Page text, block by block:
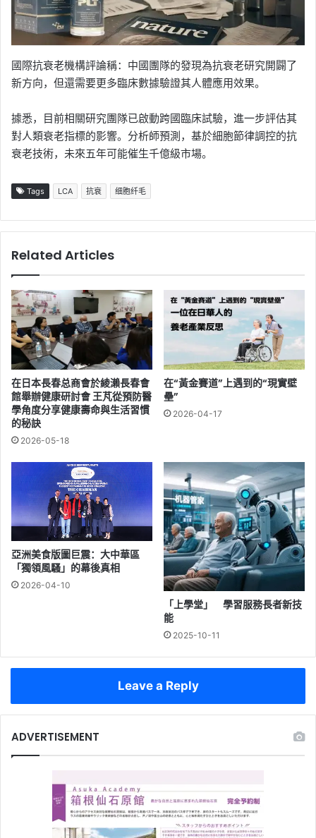
國際抗衰老機構評論稱：中國團隊的發現為抗衰老研究開闢了
新方向，但還需要更多臨床數據驗證其人體應用效果。
據悉，目前相關研究團隊已啟動跨國臨床試驗，進一步評估其
對人類衰老指標的影響。分析師預測，基於細胞節律調控的抗
衰老技術，未來五年可能催生千億級市場。
Tags LCA 抗衰 细胞纤毛
Related Articles
在日本長春总商會於綾瀨長春會
館舉辦健康研討會 王芃從預防醫
學角度分享健康壽命與生活習慣
的秘訣
2026-05-18
在“黃金賽道”上遇到的“現實壁
壘”
2026-04-17
亞洲美食版圖巨震：大中華區
「獨領風騷」的幕後真相
2026-04-10
「上學堂」 學習服務長者新技
能
2025-10-11
Leave a Reply
ADVERTISEMENT